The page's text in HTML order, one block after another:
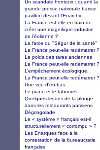
Un scandale honteux : quand la
grande presse nationale baisse
pavillon devant l'Enarchie
La France est-elle en train de
créer une magnifique industrie
de l'éolienne ?
La farce du "Ségur de la santé"
La France peut-elle redémarrer ?
Le poids des tares anciennes
La France peut-elle redémarrer ?
L’empêchement écologique.
La France peut-elle redémarrer ?
Une vue d'en-bas.
Le piano et le tabouret
Quelques leçons de la plonge
dans les restaurants parisiens
Dégringolade
Le « système » français est-il
structurellement « corrompu » ?
Les Enarques face à la
contestation de la bureaucratie
française